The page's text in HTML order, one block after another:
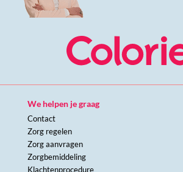
We helpen je graag
Contact
Zorg regelen
Zorg aanvragen
Zorgbemiddeling
Klachtenprocedure